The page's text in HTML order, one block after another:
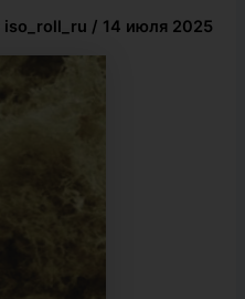
iso_roll_ru / 14 июля 2025